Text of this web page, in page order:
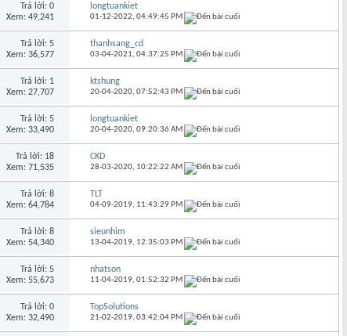
Trả lời: 0
Xem: 49,241
longtuankiet
01-12-2022,04:49:45 PM
Trả lời: 5
Xem: 36,577
thanhsang_cd
03-04-2021,04:37:25 PM
Trả lời: 1
Xem: 27,707
ktshung
20-04-2020,07:52:43 PM
Trả lời: 5
Xem: 33,490
longtuankiet
20-04-2020,09:20:36 AM
Trả lời: 18
Xem: 71,535
CKD
28-03-2020, 10:22:22 AM
Trả lời: 8
Xem: 64,784
TLT
04-09-2019, 11:43:29 PM
Trả lời: 8
Xem: 54,340
sieunhim
13-04-2019, 12:35:03 PM
Trả lời: 5
Xem: 55,673
nhatson
11-04-2019,01:52:32 PM
Trả lời: 0
Xem: 32,490
TopSolutions
21-02-2019,03:42:04 PM